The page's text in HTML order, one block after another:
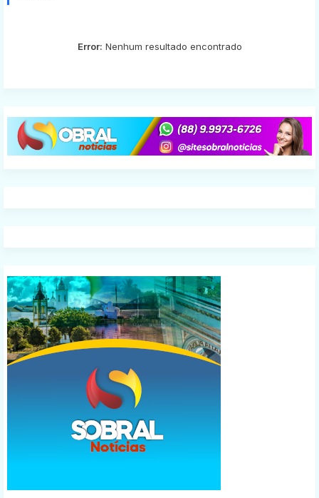
Error: Nenhum resultado encontrado